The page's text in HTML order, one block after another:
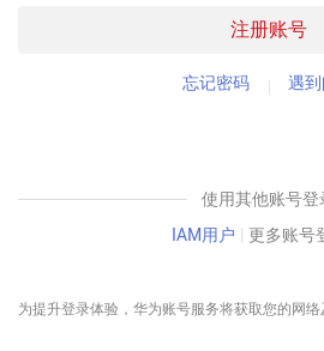
注册账号
忘记密码 遇
使用其他账号登
IAM用户 | 更多账号
为提升登录体验，华为账号服务将获取您的网络